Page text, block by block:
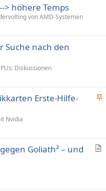
> höhere Temps
von AMD-Systemen
Suche nach den
Diskussionen
A
p
Erste-Hilfe-
Nvidia
Goliath² – und